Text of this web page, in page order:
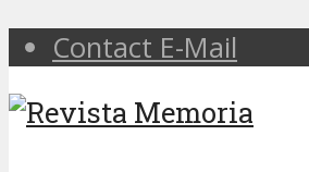
Contact E-Mail